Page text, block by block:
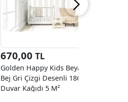
670,00 TL
Golden Happy Kids Beyaz
Bej Gri Çizgi Desenli 1862
Duvar Kağıdı 5 M²